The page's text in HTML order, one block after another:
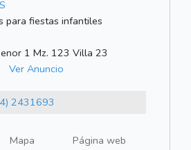
para fiestas infantiles
1 Mz. 123 Villa 23
Ver Anuncio
2431693
Mapa
Página web